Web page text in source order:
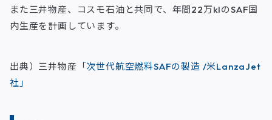
また三井物産、コスモ石油と共同で、年間22万klのSAF国
内生産を計画しています。
出典）三井物産 「次世代航空燃料SAFの製造 /米LanzaJet
社」